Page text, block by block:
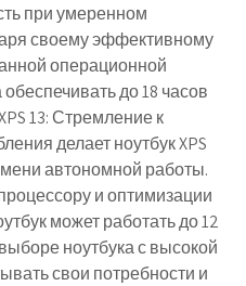
при умеренном
своему эффективному
операционной
до 18 часов
13: Стремление к
делает ноутбук XPS
автономной работы.
и оптимизации
может работать до 12
ноутбука с высокой
свои потребности и